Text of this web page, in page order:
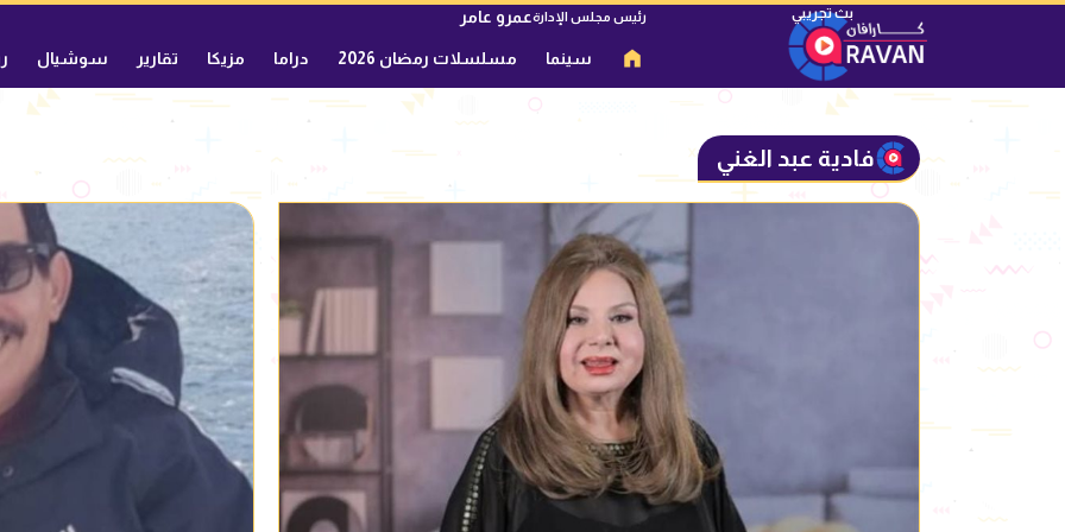
رئيس مجلس الإدارةعمرو عامر
سينما مسلسلات رمضان 2026 دراما مزيكا تقارير سوشيال
فادية عبد الغني